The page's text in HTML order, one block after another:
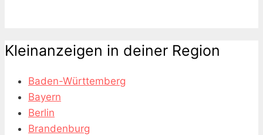
Kleinanzeigen in deiner Region
Baden-Württemberg
Bayern
Berlin
Brandenburg